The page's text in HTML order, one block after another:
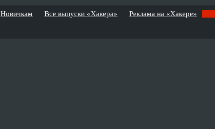
Новичкам Все выпуски «Хакера» Реклама на «Хакере»